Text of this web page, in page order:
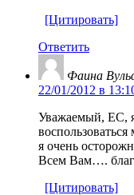
[Цитировать]
Ответить
Фаина
22/01/2012 в
Уважаемый, ЕС,
я очень
Всем Вам….
[Цитировать]